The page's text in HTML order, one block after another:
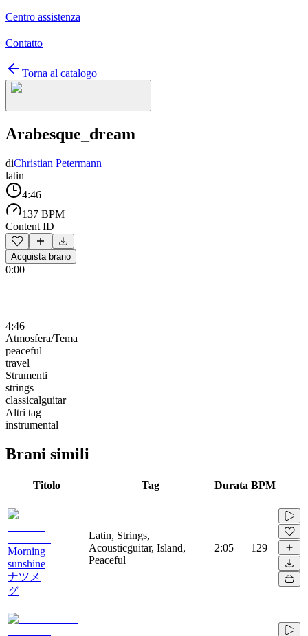
Centro assistenza
Contatto
Torna al catalogo
Arabesque_dream
diChristian Petermann
latin
4:46
137 BPM
Content ID
Acquista brano
0:00
4:46
Atmosfera/Tema
peaceful
travel
Strumenti
strings
classicalguitar
Altri tag
instrumental
Brani simili
Titolo Tag Durata BPM
Morning
sunshine
ナツメ
グ
Latin, Strings,
Acousticguitar, Island,
Peaceful
2:05 129